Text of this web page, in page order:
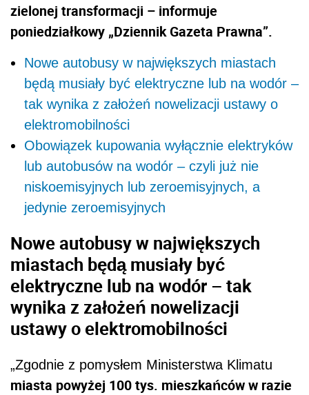
zielonej transformacji – informuje
poniedziałkowy „Dziennik Gazeta Prawna”.
Nowe autobusy w największych miastach
będą musiały być elektryczne lub na wodór –
tak wynika z założeń nowelizacji ustawy o
elektromobilności
Obowiązek kupowania wyłącznie elektryków
lub autobusów na wodór – czyli już nie
niskoemisyjnych lub zeroemisyjnych, a
jedynie zeroemisyjnych
Nowe autobusy w największych
miastach będą musiały być
elektryczne lub na wodór – tak
wynika z założeń nowelizacji
ustawy o elektromobilności
„Zgodnie z pomysłem Ministerstwa Klimatu
miasta powyżej 100 tys. mieszkańców w razie